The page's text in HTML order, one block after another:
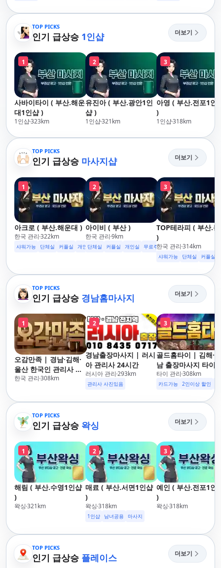
산,구서,연산,서면,재
단,다대포,범일,범천,우
동,마린시티,송정,기장,
정관,일광,망미,토곡,시
청,양정,초량,사직,온
천,미남,만덕,괴정,학
장,금사,서동,반여,반
송,명륜,남천,대연,문
현,부전,개금,가야,주
례,괘법,학장,강서,신
호,서구,암남
TOP PICKS
인기 급상승 1인샵 더보기
1
사바이타이 ( 부산.해운
대1인샵 )
1인샵323km
2
유진아 ( 부산.광안1인
샵 )
1인샵321km
3
아영 ( 부산.전포1인
)
1인샵318km
TOP PICKS
인기 급상승 마사지샵 더보기
1
아크로 ( 부산.해운대 )
한국 관리 322km
샤워가능 단체실 커플실 개인실 수면가능 무료주차 24시영업
2
아이비 ( 부산 )
한국 관리 9km
단체실 커플실 개인실 무료주차 수면가능 샤워가능
3
TOP테라피 ( 부산.
)
한국 관리 314km
샤워가능 단체실 커플실
TOP PICKS
인기 급상승 경남홈마사지 더보기
1
오감만족 | 경남·김해·
울산 한국인 관리사 출
장마사지
한국 관리 308km
2
경남출장마사지 | 러시
아 관리사 24시간
러시아 관리 293km
관리사 사진있음
3
골드홈타이 | 김해·경
남 출장마사지 타이·
로마·스웨디시
타이 관리 308km
카드가능 2인이상 할인
TOP PICKS
인기 급상승 왁싱 더보기
1
해림 ( 부산.수영1인샵
)
왁싱321km
2
매료 ( 부산.서면1인샵
)
왁싱318km
1인샵 남녀공용 마사지
3
예인 ( 부산.전포1인
)
왁싱318km
TOP PICKS
인기 급상승 플레이스 더보기